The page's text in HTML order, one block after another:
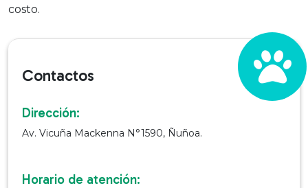
costo.
Contactos
Dirección:
Av. Vicuña Mackenna N°1590, Ñuñoa.
Horario de atención: